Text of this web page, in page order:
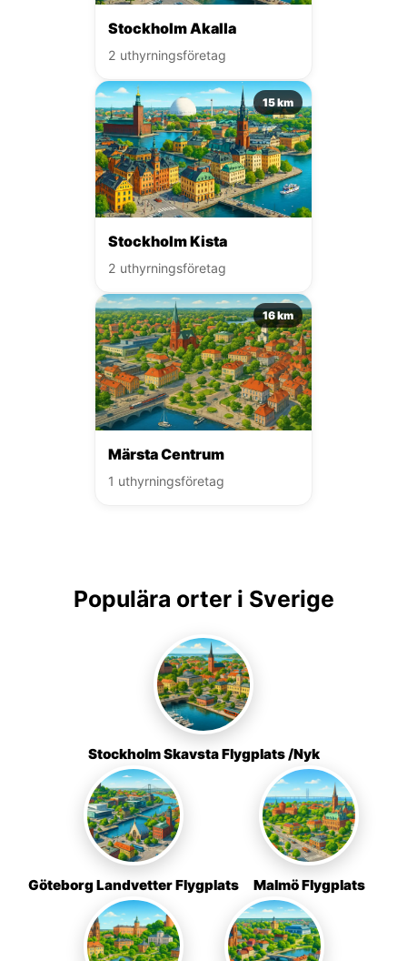
Stockholm Akalla
2 uthyrningsföretag
15 km
Stockholm Kista
2 uthyrningsföretag
16 km
Märsta Centrum
1 uthyrningsföretag
Populära orter i Sverige
Stockholm Skavsta Flygplats /Nyk
Göteborg Landvetter Flygplats Malmö Flygplats